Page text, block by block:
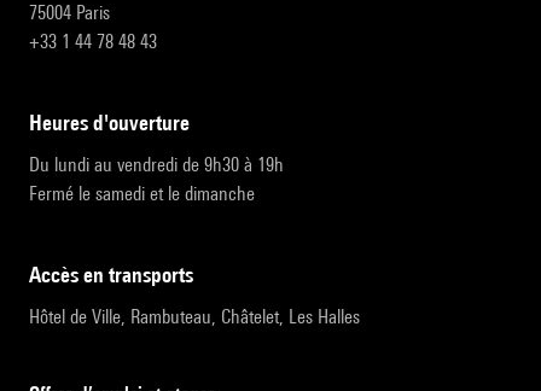
75004 Paris
+33 1 44 78 48 43
heures d'ouverture
Du lundi au vendredi de 9h30 à 19h
Fermé le samedi et le dimanche
accès en transports
Hôtel de Ville, Rambuteau, Châtelet, Les Halles